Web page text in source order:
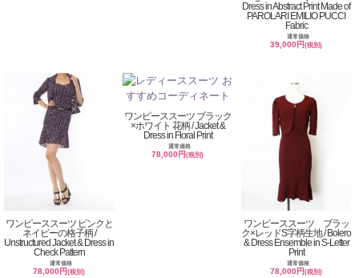
Dress in Abstract Print Made of
PAROLARI EMILIO PUCCI
Fabric
通常価格
39,000円(税別)
ワンピーススーツ ピンクと
ネイビーの格子柄 /
Unstructured Jacket & Dress in
Check Pattern
通常価格
78,000円(税別)
ワンピーススーツ ブラック
×ホワイト 花柄 / Jacket &
Dress in Floral Print
通常価格
78,000円(税別)
ワンピーススーツ ブラッ
ク×レッドS字柄生地 / Bolero
& Dress Ensemble in S-Letter
Print
通常価格
78,000円(税別)